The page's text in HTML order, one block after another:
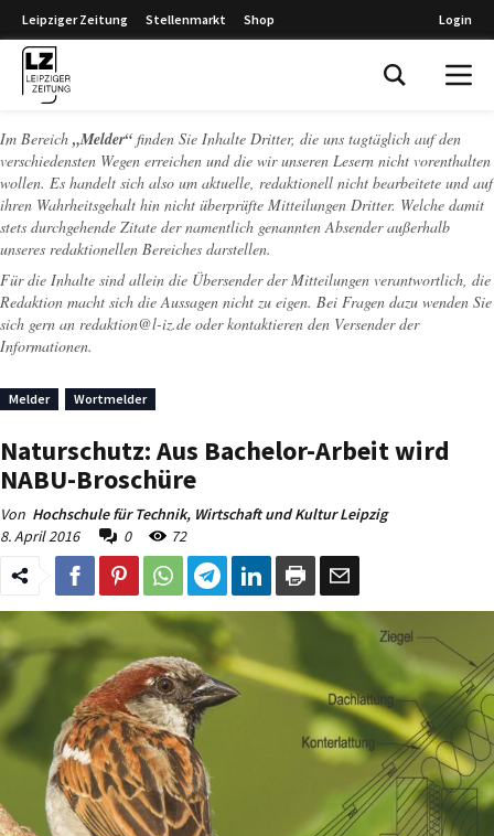
Leipziger Zeitung Stellenmarkt Shop Login
Im Bereich „Melder“ finden Sie Inhalte Dritter, die uns tagtäglich auf den
verschiedensten Wegen erreichen und die wir unseren Lesern nicht vorenthalten
wollen. Es handelt sich also um aktuelle, redaktionell nicht bearbeitete und auf
ihren Wahrheitsgehalt hin nicht überprüfte Mitteilungen Dritter. Welche damit
stets durchgehende Zitate der namentlich genannten Absender außerhalb
unseres redaktionellen Bereiches darstellen.
Für die Inhalte sind allein die Übersender der Mitteilungen verantwortlich, die
Redaktion macht sich die Aussagen nicht zu eigen. Bei Fragen dazu wenden Sie
sich gern an redaktion@l-iz.de oder kontaktieren den Versender der
Informationen.
Melder Wortmelder
Naturschutz: Aus Bachelor-Arbeit wird
NABU-Broschüre
Von Hochschule für Technik, Wirtschaft und Kultur Leipzig
8. April 2016
0 72